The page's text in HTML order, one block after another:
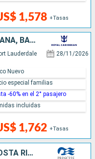
1,578 +Tasas
ARUBA, REPÚBLICA DOMINICANA, BAHAMAS, ESTADOS UNIDOS
Lauderdale 28/11/2026
1,762 +Tasas
Nuevo
especial familias
-60% en el 2° pasajero
incluidas
ARUBA, COLOMBIA, PANAMÁ, COSTA RICA, BAHAMAS, ESTADOS UNIDOS